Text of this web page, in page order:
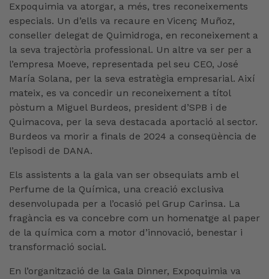
Expoquimia va atorgar, a més, tres reconeixements
especials. Un d’ells va recaure en Vicenç Muñoz,
conseller delegat de Quimidroga, en reconeixement a
la seva trajectòria professional. Un altre va ser per a
l’empresa Moeve, representada pel seu CEO, José
María Solana, per la seva estratègia empresarial. Així
mateix, es va concedir un reconeixement a títol
pòstum a Miguel Burdeos, president d’SPB i de
Quimacova, per la seva destacada aportació al sector.
Burdeos va morir a finals de 2024 a conseqüència de
l’episodi de DANA.
Els assistents a la gala van ser obsequiats amb el
Perfume de la Química, una creació exclusiva
desenvolupada per a l’ocasió pel Grup Carinsa. La
fragància es va concebre com un homenatge al paper
de la química com a motor d’innovació, benestar i
transformació social.
En l’organització de la Gala Dinner, Expoquimia va